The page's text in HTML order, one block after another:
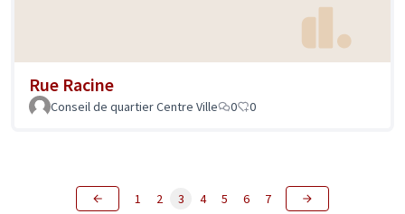
Rue Racine
Conseil de quartier Centre Ville 0 0
1 2 3 4 5 6 7